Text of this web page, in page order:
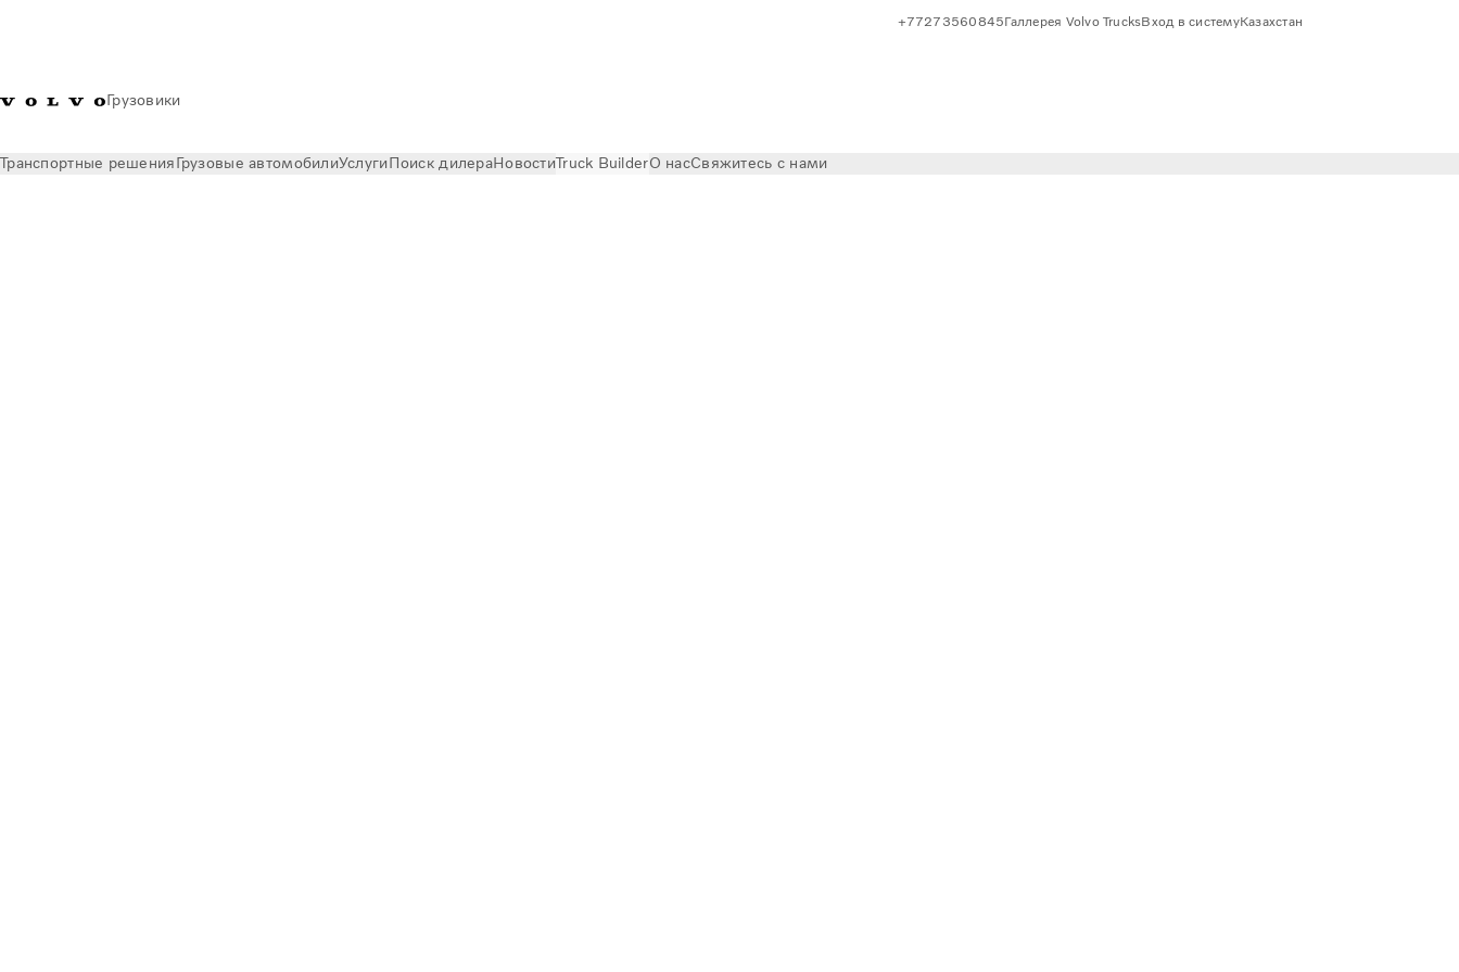
Грузовики
+77273560845Галлерея Volvo TrucksВход в системуКазахстан
Транспортные решенияГрузовые автомобилиУслугиПоиск дилераНовостиTruck BuilderО насСвяжитесь с нами